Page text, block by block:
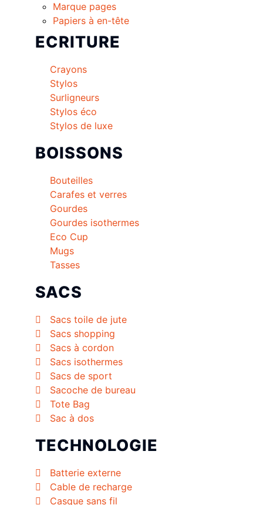
Marque pages
Papiers à en-tête
ECRITURE
Crayons
Stylos
Surligneurs
Stylos éco
Stylos de luxe
BOISSONS
Bouteilles
Carafes et verres
Gourdes
Gourdes isothermes
Eco Cup
Mugs
Tasses
SACS
Sacs toile de jute
Sacs shopping
Sacs à cordon
Sacs isothermes
Sacs de sport
Sacoche de bureau
Tote Bag
Sac à dos
TECHNOLOGIE
Batterie externe
Cable de recharge
Casque sans fil